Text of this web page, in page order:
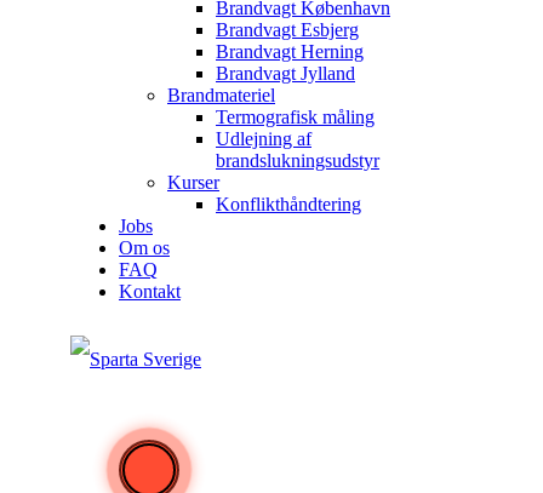
Brandvagt København
Brandvagt Esbjerg
Brandvagt Herning
Brandvagt Jylland
Brandmateriel
Termografisk måling
Udlejning af
brandslukningsudstyr
Kurser
Konflikthåndtering
Jobs
Om os
FAQ
Kontakt